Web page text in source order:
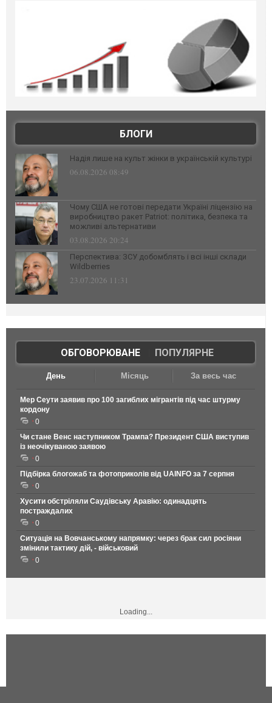
БЛОГИ
Надія лише на культ жінки в українській культурі
06.08.2026 08:49
Чому США не готові передати Україні ліцензію на
виробництво ракет Patriot: політика, безпека та
можливі альтернативи
03.08.2026 20:24
Перспектива: ЗСУ добомблять і всі інші склади
Wildberries
23.07.2026 11:31
ОБГОВОРЮВАНЕ| ПОПУЛЯРНЕ
День Місяць За весь час
Мер Сеути заявив про 100 загиблих мігрантів під час штурму
кордону
0
Чи стане Венс наступником Трампа? Президент США виступив
із неочікуваною заявою
0
Підбірка блогожаб та фотоприколів від UAINFO за 7 серпня
0
Хусити обстріляли Саудівську Аравію: одинадцять
постраждалих
0
Ситуація на Вовчанському напрямку: через брак сил росіяни
змінили тактику дій, - військовий
0
Loading...